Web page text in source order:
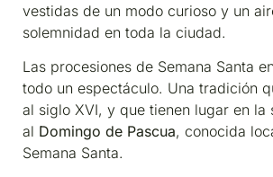
vestidas de un modo curioso y un
solemnidad en toda la ciudad.
Las procesiones de Semana Santa
todo un espectáculo. Una tradición
al siglo XVI, y que tienen lugar en la
al Domingo de Pascua, conocida
Semana Santa.